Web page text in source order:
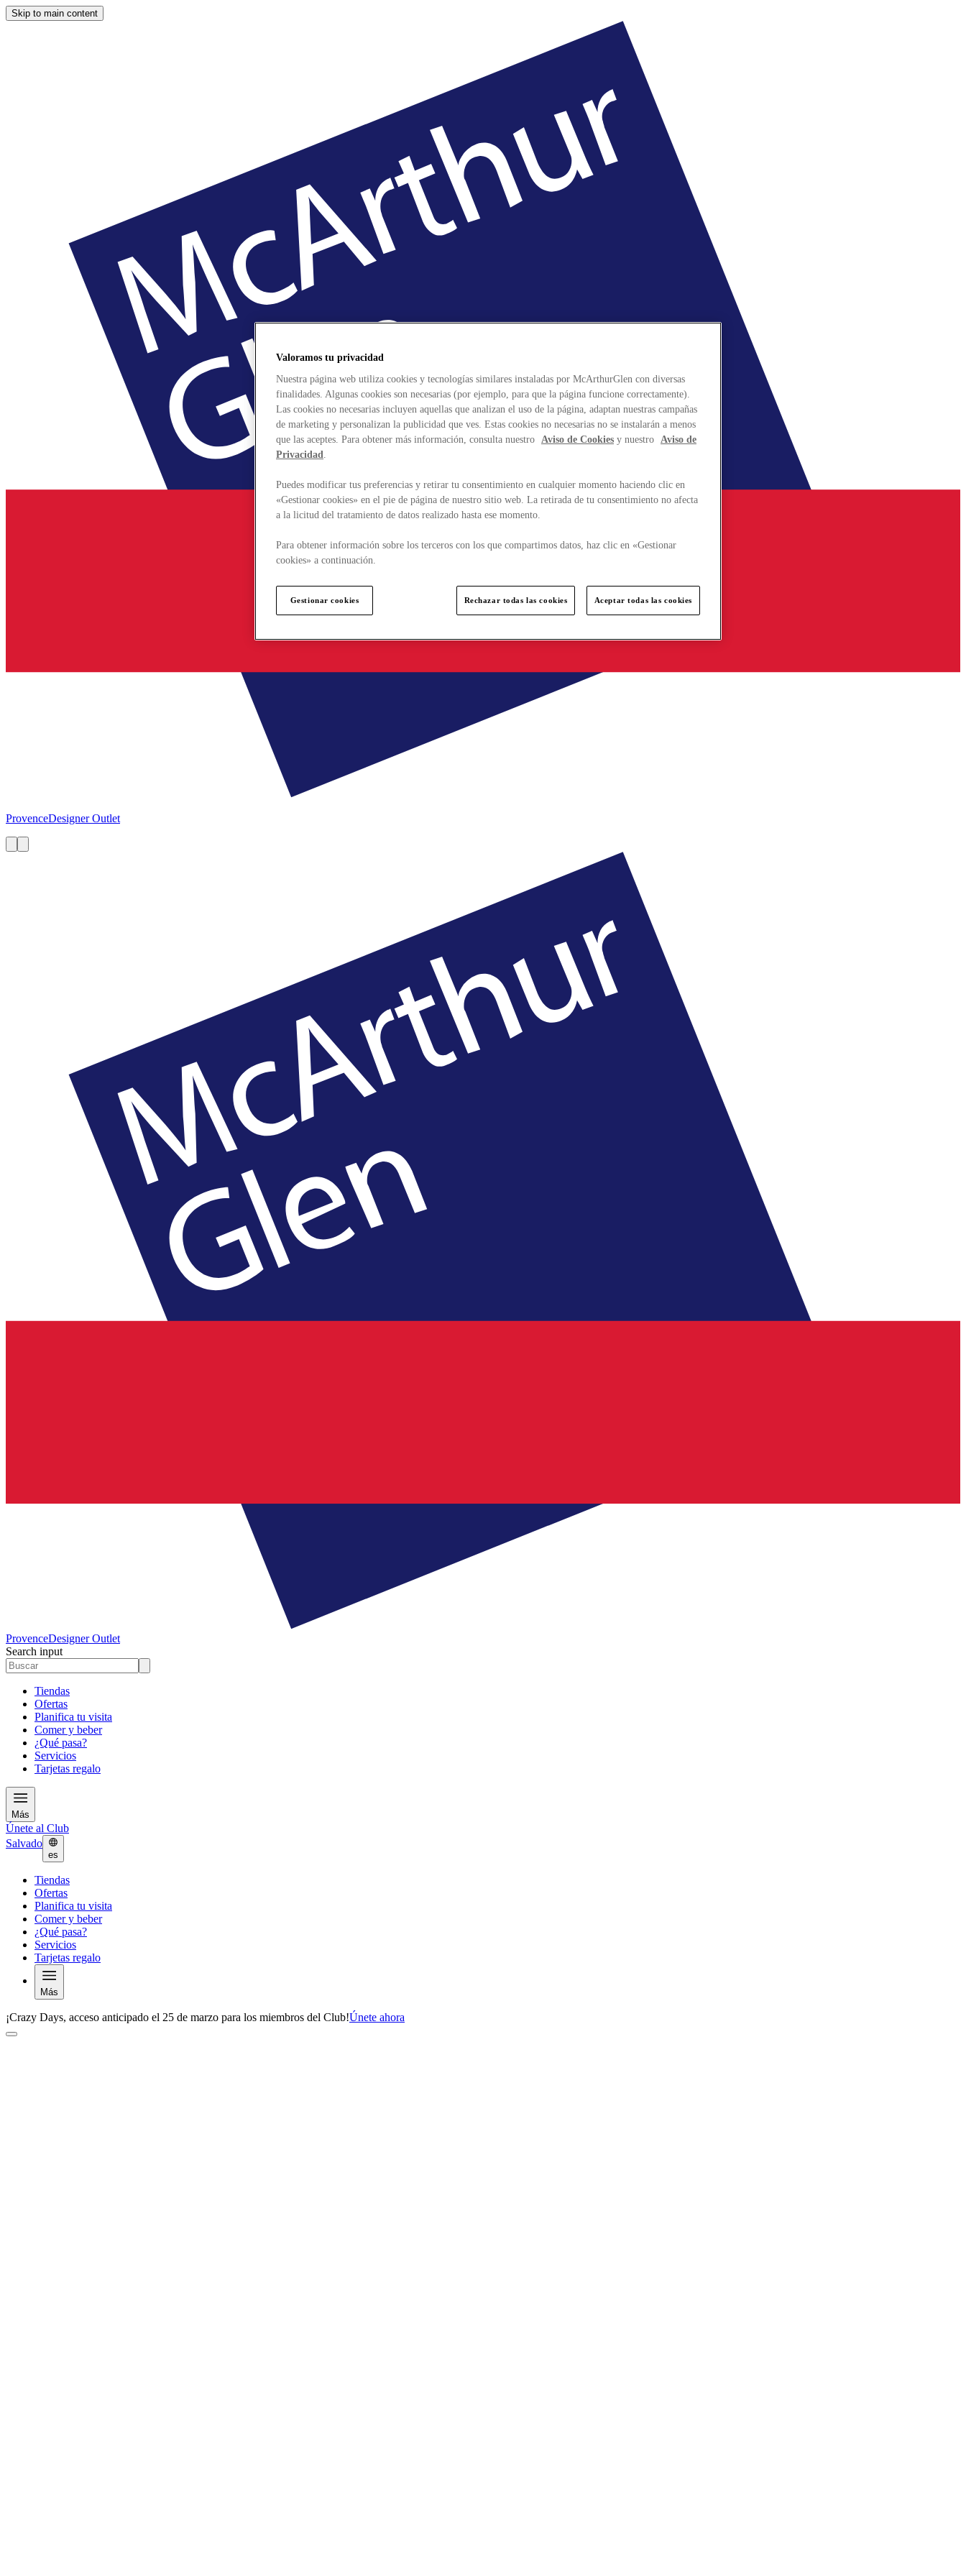
Skip to main content
ProvenceDesigner Outlet
ProvenceDesigner Outlet
Search input
Tiendas
Ofertas
Planifica tu visita
Comer y beber
¿Qué pasa?
Servicios
Tarjetas regalo
Más
Únete al Club
Salvado
es
Tiendas
Ofertas
Planifica tu visita
Comer y beber
¿Qué pasa?
Servicios
Tarjetas regalo
Más
¡Crazy Days, acceso anticipado el 25 de marzo para los miembros del Club!Únete ahora
Valoramos tu privacidad
Nuestra página web utiliza cookies y tecnologías similares instaladas por McArthurGlen con diversas
finalidades. Algunas cookies son necesarias (por ejemplo, para que la página funcione correctamente).
Las cookies no necesarias incluyen aquellas que analizan el uso de la página, adaptan nuestras campañas
de marketing y personalizan la publicidad que ves. Estas cookies no necesarias no se instalarán a menos
que las aceptes. Para obtener más información, consulta nuestro Aviso de Cookies y nuestro Aviso de
Privacidad.
Puedes modificar tus preferencias y retirar tu consentimiento en cualquier momento haciendo clic en
«Gestionar cookies» en el pie de página de nuestro sitio web. La retirada de tu consentimiento no afecta
a la licitud del tratamiento de datos realizado hasta ese momento.
Para obtener información sobre los terceros con los que compartimos datos, haz clic en «Gestionar
cookies» a continuación.
Gestionar cookies Rechazar todas las cookies Aceptar todas las cookies